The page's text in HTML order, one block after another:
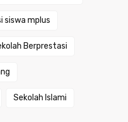
siswa mplus
Berprestasi
Sekolah Islami